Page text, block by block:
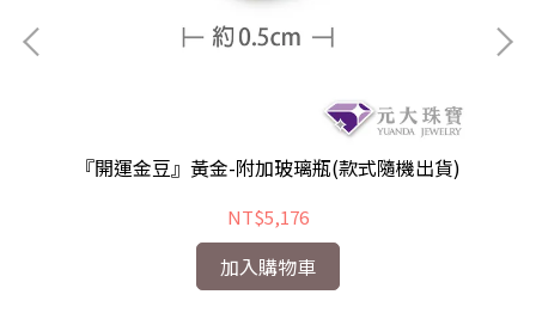
『開運金豆』黃金-附加玻璃瓶(款式隨機出貨)
NT$5,176
加入購物車